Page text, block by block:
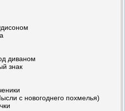
диваном
знак
с новогоднего похмелья)